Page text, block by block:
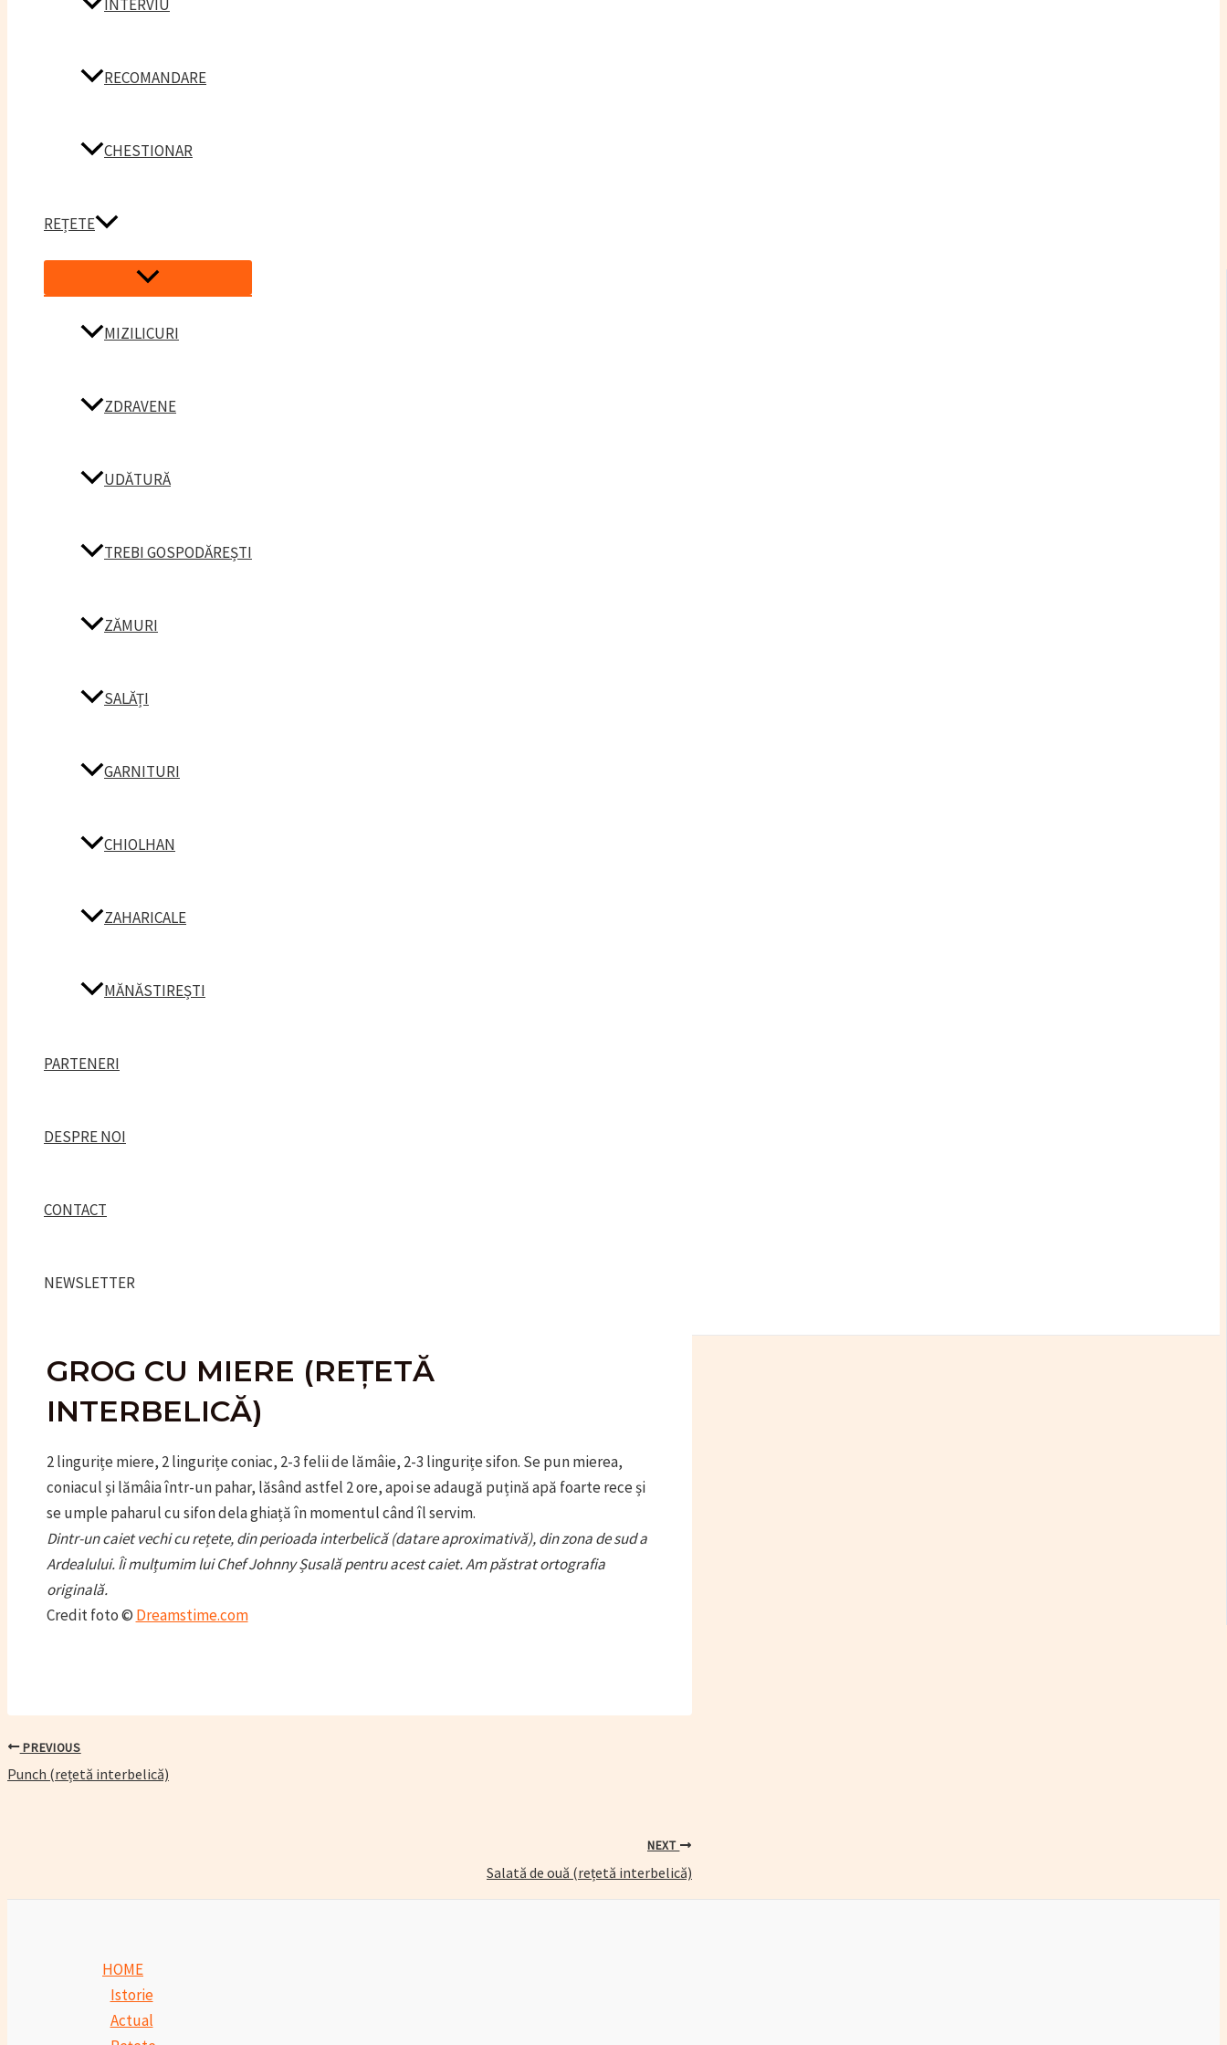
INTERVIU
RECOMANDARE
CHESTIONAR
REȚETE
Menu
MIZILICURI
ZDRAVENE
UDĂTURĂ
TREBI GOSPODĂREȘTI
ZĂMURI
SALĂȚI
GARNITURI
CHIOLHAN
ZAHARICALE
MĂNĂSTIREȘTI
PARTENERI
DESPRE NOI
CONTACT
NEWSLETTER
GROG CU MIERE (REȚETĂ
INTERBELICĂ)
2 lingurițe miere, 2 lingurițe coniac, 2-3 felii de lămâie, 2-3 lingurițe sifon. Se pun mierea,
coniacul și lămâia într-un pahar, lăsând astfel 2 ore, apoi se adaugă puțină apă foarte rece și
se umple paharul cu sifon dela ghiață în momentul când îl servim.
Dintr-un caiet vechi cu rețete, din perioada interbelică (datare aproximativă), din zona de sud a
Ardealului. Îi mulțumim lui Chef Johnny Șusală pentru acest caiet. Am păstrat ortografia
originală.
Credit foto © Dreamstime.com
Post
navigation
PREVIOUS
Punch (rețetă interbelică)
NEXT
Salată de ouă (rețetă interbelică)
HOME
Istorie
Actual